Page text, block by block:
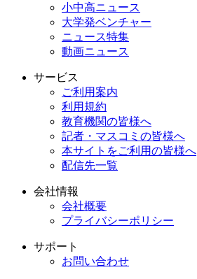
小中高ニュース
大学発ベンチャー
ニュース特集
動画ニュース
サービス
ご利用案内
利用規約
教育機関の皆様へ
記者・マスコミの皆様へ
本サイトをご利用の皆様へ
配信先一覧
会社情報
会社概要
プライバシーポリシー
サポート
お問い合わせ